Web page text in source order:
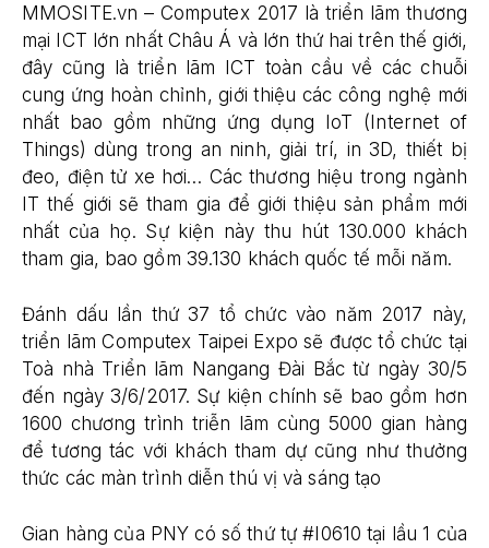
MMOSITE.vn – Computex 2017 là triển lãm thương
mại ICT lớn nhất Châu Á và lớn thứ hai trên thế giới,
đây cũng là triển lãm ICT toàn cầu về các chuỗi
cung ứng hoàn chỉnh, giới thiệu các công nghệ mới
nhất bao gồm những ứng dụng IoT (Internet of
Things) dùng trong an ninh, giải trí, in 3D, thiết bị
đeo, điện tử xe hơi… Các thương hiệu trong ngành
IT thế giới sẽ tham gia để giới thiệu sản phẩm mới
nhất của họ. Sự kiện này thu hút 130.000 khách
tham gia, bao gồm 39.130 khách quốc tế mỗi năm.
Đánh dấu lần thứ 37 tổ chức vào năm 2017 này,
triển lãm Computex Taipei Expo sẽ được tổ chức tại
Toà nhà Triển lãm Nangang Đài Bắc từ ngày 30/5
đến ngày 3/6/2017. Sự kiện chính sẽ bao gồm hơn
1600 chương trình triễn lãm cùng 5000 gian hàng
để tương tác với khách tham dự cũng như thưởng
thức các màn trình diễn thú vị và sáng tạo
Gian hàng của PNY có số thứ tự #I0610 tại lầu 1 của